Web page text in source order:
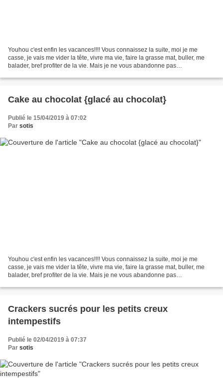
Youhou c'est enfin les vacances!!!! Vous connaissez la suite, moi je me
casse, je vais me vider la tête, vivre ma vie, faire la grasse mat, buller, me
balader, bref profiter de la vie. Mais je ne vous abandonne pas
Cake au chocolat {glacé au chocolat}
Publié le 15/04/2019 à 07:02
Par sotis
Youhou c'est enfin les vacances!!!! Vous connaissez la suite, moi je me
casse, je vais me vider la tête, vivre ma vie, faire la grasse mat, buller, me
balader, bref profiter de la vie. Mais je ne vous abandonne pas
Crackers sucrés pour les petits creux
intempestifs
Publié le 02/04/2019 à 07:37
Par sotis